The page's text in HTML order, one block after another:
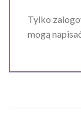
Tylko
mogą